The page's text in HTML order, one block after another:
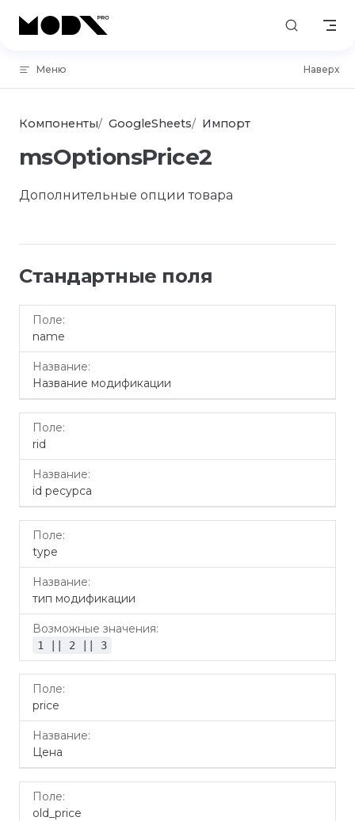
Skip to content
Меню Наверх
Компоненты GoogleSheets Импорт
msOptionsPrice2
Дополнительные опции товара
Стандартные поля
Поле
name
Название модификации
rid
id ресурса
type
тип модификации
1 || 2 || 3
price
Цена
old_price